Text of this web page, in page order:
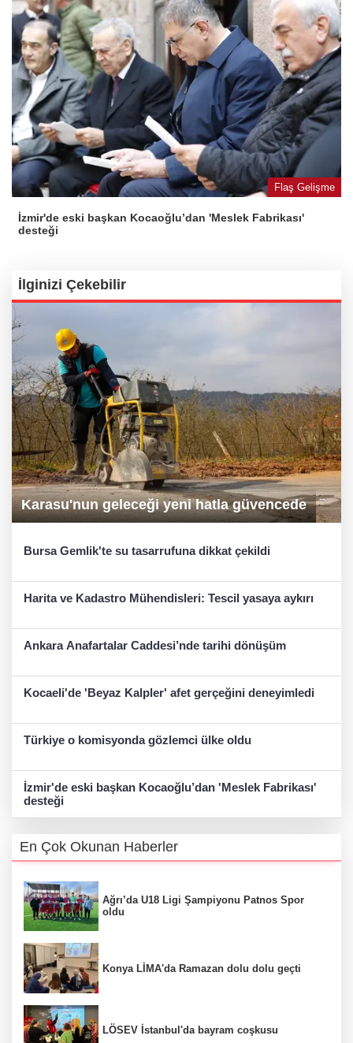
Flaş Gelişme
İzmir'de eski başkan Kocaoğlu’dan 'Meslek Fabrikası'
desteği
İlginizi Çekebilir
Karasu'nun geleceği yeni hatla güvencede
Bursa Gemlik'te su tasarrufuna dikkat çekildi
Harita ve Kadastro Mühendisleri: Tescil yasaya aykırı
Ankara Anafartalar Caddesi’nde tarihi dönüşüm
Kocaeli'de 'Beyaz Kalpler' afet gerçeğini deneyimledi
Türkiye o komisyonda gözlemci ülke oldu
İzmir'de eski başkan Kocaoğlu’dan 'Meslek Fabrikası'
desteği
En Çok Okunan Haberler
Ağrı’da U18 Ligi Şampiyonu Patnos Spor
oldu
Konya LİMA'da Ramazan dolu dolu geçti
LÖSEV İstanbul'da bayram coşkusu